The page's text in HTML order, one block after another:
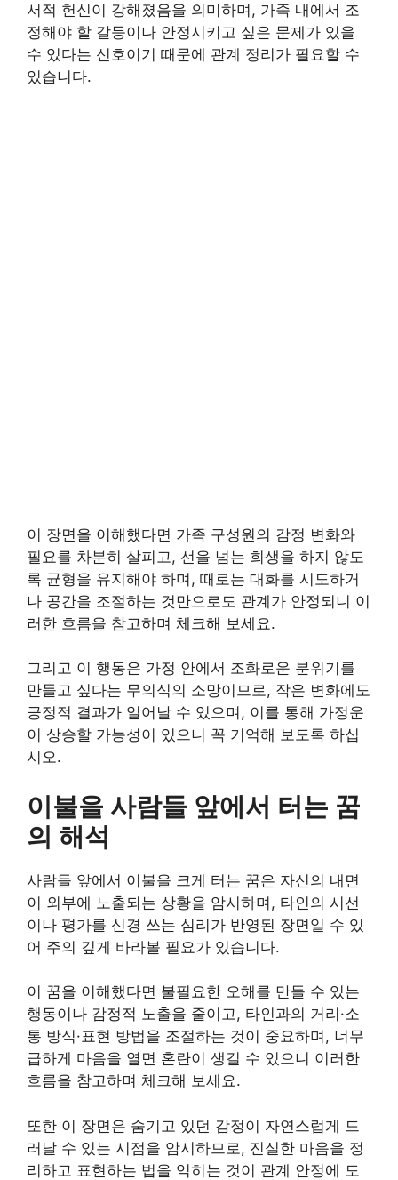
서적 헌신이 강해졌음을 의미하며, 가족 내에서 조
정해야 할 갈등이나 안정시키고 싶은 문제가 있을
수 있다는 신호이기 때문에 관계 정리가 필요할 수
있습니다.
이 장면을 이해했다면 가족 구성원의 감정 변화와
필요를 차분히 살피고, 선을 넘는 희생을 하지 않도
록 균형을 유지해야 하며, 때로는 대화를 시도하거
나 공간을 조절하는 것만으로도 관계가 안정되니 이
러한 흐름을 참고하며 체크해 보세요.
그리고 이 행동은 가정 안에서 조화로운 분위기를
만들고 싶다는 무의식의 소망이므로, 작은 변화에도
긍정적 결과가 일어날 수 있으며, 이를 통해 가정운
이 상승할 가능성이 있으니 꼭 기억해 보도록 하십
시오.
이불을 사람들 앞에서 터는 꿈
의 해석
사람들 앞에서 이불을 크게 터는 꿈은 자신의 내면
이 외부에 노출되는 상황을 암시하며, 타인의 시선
이나 평가를 신경 쓰는 심리가 반영된 장면일 수 있
어 주의 깊게 바라볼 필요가 있습니다.
이 꿈을 이해했다면 불필요한 오해를 만들 수 있는
행동이나 감정적 노출을 줄이고, 타인과의 거리·소
통 방식·표현 방법을 조절하는 것이 중요하며, 너무
급하게 마음을 열면 혼란이 생길 수 있으니 이러한
흐름을 참고하며 체크해 보세요.
또한 이 장면은 숨기고 있던 감정이 자연스럽게 드
러날 수 있는 시점을 암시하므로, 진실한 마음을 정
리하고 표현하는 법을 익히는 것이 관계 안정에 도